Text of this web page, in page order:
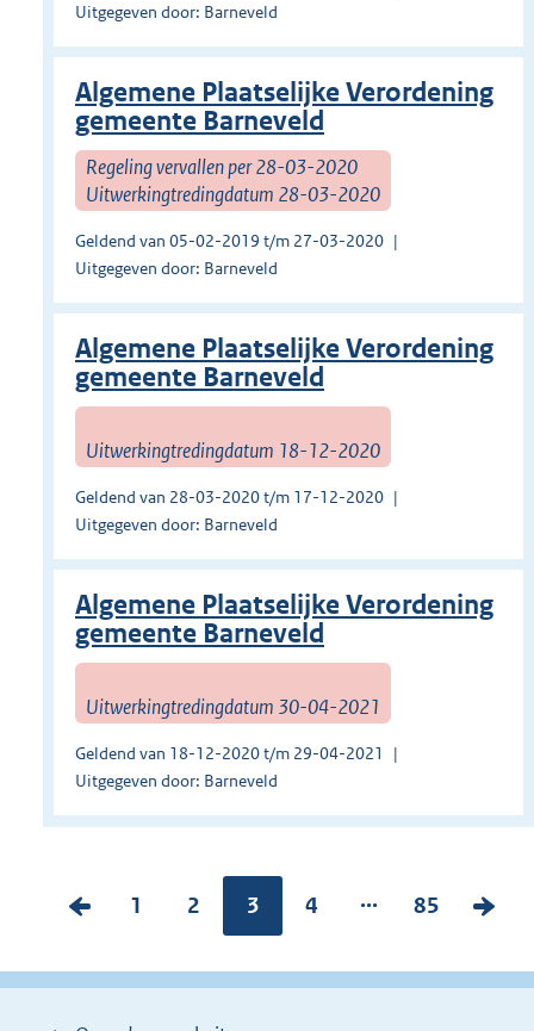
Uitgegeven door: Barneveld
Algemene Plaatselijke Verordening
gemeente Barneveld
Regeling vervallen per 28-03-2020
Uitwerkingtredingdatum 28-03-2020
Geldend van 05-02-2019 t/m 27-03-2020
Uitgegeven door: Barneveld
Algemene Plaatselijke Verordening
gemeente Barneveld
Uitwerkingtredingdatum 18-12-2020
Geldend van 28-03-2020 t/m 17-12-2020
Uitgegeven door: Barneveld
Algemene Plaatselijke Verordening
gemeente Barneveld
Uitwerkingtredingdatum 30-04-2021
Geldend van 18-12-2020 t/m 29-04-2021
Uitgegeven door: Barneveld
V
r
P
g
1
P
g
2 Pagina:
3
P
g
4 ...
P
g
85
V
l